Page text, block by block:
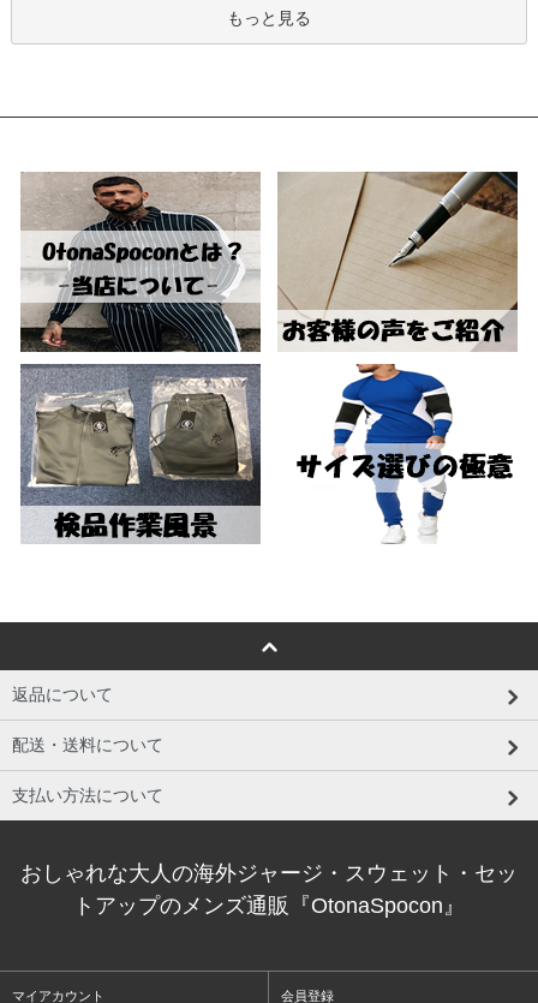
もっと見る
返品について
配送・送料について
支払い方法について
おしゃれな大人の海外ジャージ・スウェット・セッ
トアップのメンズ通販『OtonaSpocon』
マイアカウント 会員登録